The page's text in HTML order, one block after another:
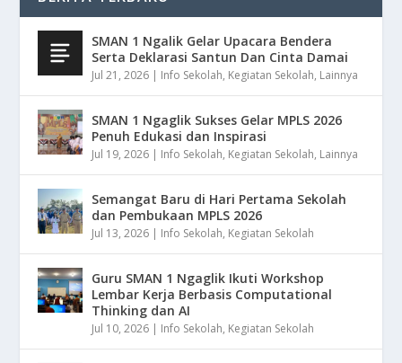
SMAN 1 Ngalik Gelar Upacara Bendera
Serta Deklarasi Santun Dan Cinta Damai
Jul 21, 2026 | Info Sekolah, Kegiatan Sekolah, Lainnya
SMAN 1 Ngaglik Sukses Gelar MPLS 2026
Penuh Edukasi dan Inspirasi
Jul 19, 2026 | Info Sekolah, Kegiatan Sekolah, Lainnya
Semangat Baru di Hari Pertama Sekolah
dan Pembukaan MPLS 2026
Jul 13, 2026 | Info Sekolah, Kegiatan Sekolah
Guru SMAN 1 Ngaglik Ikuti Workshop
Lembar Kerja Berbasis Computational
Thinking dan AI
Jul 10, 2026 | Info Sekolah, Kegiatan Sekolah